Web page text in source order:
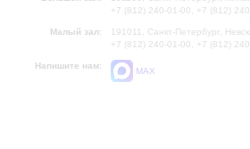
+7 (812) 240-01-00, +7 (812)
Малый зал:
191011, Санкт-Петербург,
+7 (812) 240-01-00, +7 (812)
Напишите нам:
MAX